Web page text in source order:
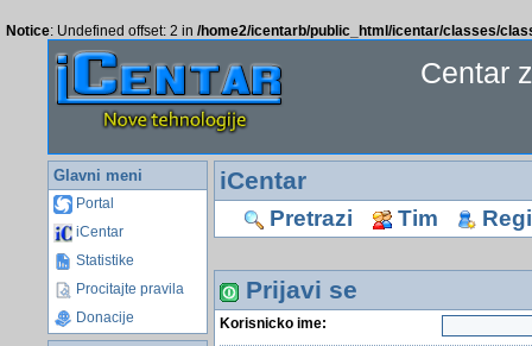
Notice: Undefined offset: 2 in /home2/icentarb/public_html/icentar/classes/
Centar
Glavni meni
Portal
iCentar
Statistike
Procitajte pravila
Donacije
iCentar
Pretrazi Tim
Prijavi se
Korisnicko ime: